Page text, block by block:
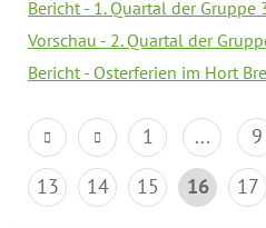
Bericht - 1. Quartal der Gruppe
Vorschau - 2. Quartal der
Bericht - Osterferien im Hort
1 ... 9
13
14 15 16 17